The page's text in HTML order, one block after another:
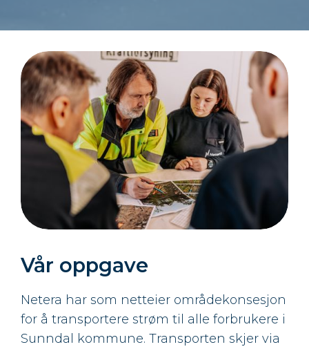
Vår oppgave
Netera har som netteier områdekonsesjon
for å transportere strøm til alle forbrukere i
Sunndal kommune. Transporten skjer via